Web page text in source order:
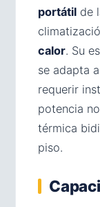
portátil de
calor. Su
se adapta
requerir
potencia
térmica
piso.